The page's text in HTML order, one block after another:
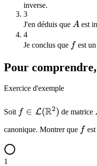
(A) = n
inverse.
3
J'en déduis que A
A est
4
Je conclus que ff est
Pour comprendre,
Exercice d'exemple
Soit
f \in
\mathcal{L}
(\mathbb{R}^2)
f ∈ L(R2) de matrice
canonique. Montrer que ff
1